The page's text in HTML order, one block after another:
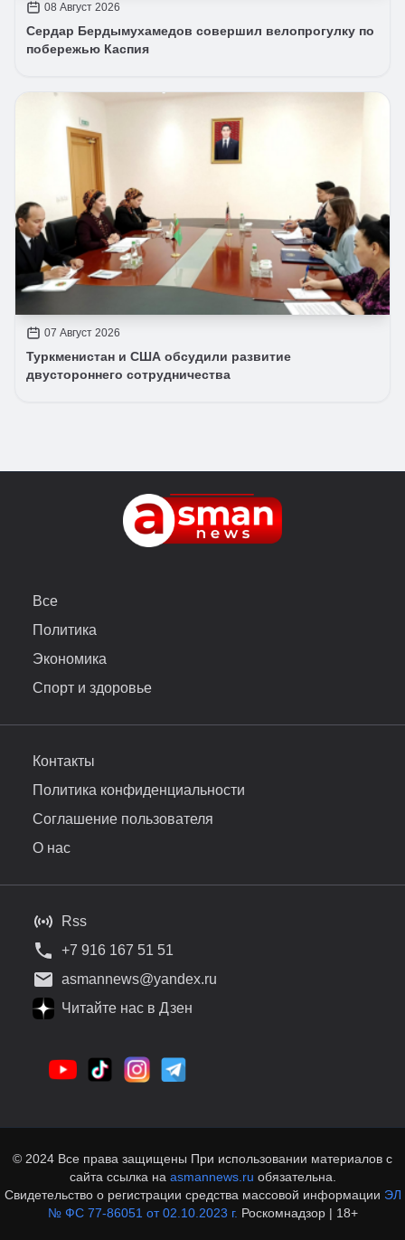
08 Август 2026
Сердар Бердымухамедов совершил велопрогулку по
побережью Каспия
07 Август 2026
Туркменистан и США обсудили развитие
двустороннего сотрудничества
Все
Политика
Экономика
Спорт и здоровье
Контакты
Политика конфиденциальности
Соглашение пользователя
О нас
Rss
+7 916 167 51 51
asmannews@yandex.ru
Читайте нас в Дзен
© 2024 Все права защищены При использовании материалов с
сайта ссылка на asmannews.ru обязательна.
Свидетельство о регистрации средства массовой информации ЭЛ
№ ФС 77-86051 от 02.10.2023 г. Роскомнадзор | 18+